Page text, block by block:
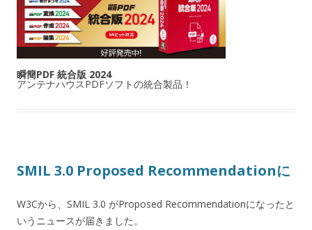
瞬簡PDF 統合版 2024
アンテナハウスPDFソフトの統合製品！
SMIL 3.0 Proposed Recommendationに
W3Cから、SMIL 3.0 がProposed Recommendationになったと
いうニュースが届きました。